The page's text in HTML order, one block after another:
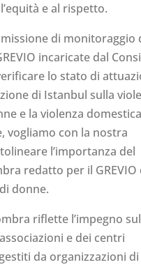
e al rispetto.
di monitoraggio
incaricate dal
lo stato di
di Istanbul sulla
e la violenza
vogliamo con la nostra
l’importanza del
redatto per il GREVIO
donne.
riflette l’impegno sul
e dei centri
da organizzazioni di